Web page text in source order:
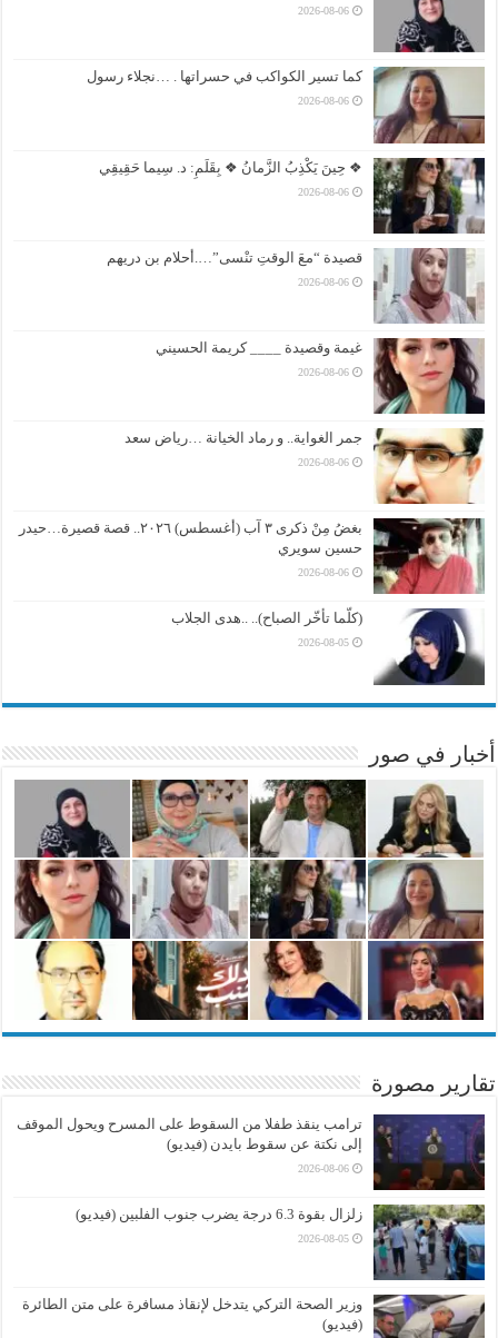
2026-08-06
كما تسير الكواكب في حسراتها . …نجلاء رسول
2026-08-06
❖ حِينَ يَكْذِبُ الزَّمانُ ❖ بِقَلَمِ: د. سِيما حَقِيقِي
2026-08-06
قصيدة “معَ الوقتِ تنْسى”….أحلام بن دريهم
2026-08-06
غيمة وقصيدة ____ كريمة الحسيني
2026-08-06
جمر الغواية.. و رماد الخيانة …رياض سعد
2026-08-06
بغضُ مِنْ ذكرى ٣ آب (أغسطس) ٢٠٢٦.. قصة قصيرة…حيدر
حسين سويري
2026-08-06
(كلّما تأخّر الصباح).. ..هدى الجلاب
2026-08-05
أخبار في صور
تقارير مصورة
ترامب ينقذ طفلا من السقوط على المسرح ويحول الموقف
إلى نكتة عن سقوط بايدن (فيديو)
2026-08-06
زلزال بقوة 6.3 درجة يضرب جنوب الفلبين (فيديو)
2026-08-05
وزير الصحة التركي يتدخل لإنقاذ مسافرة على متن الطائرة
(فيديو)